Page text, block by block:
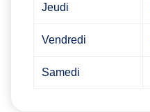
Jeudi
Vendredi
Samedi